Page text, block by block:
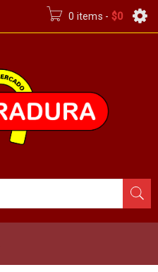
0 items - $0